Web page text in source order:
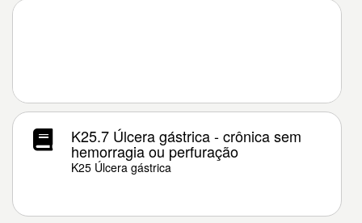
K25.7 Úlcera gástrica - crônica sem
hemorragia ou perfuração
K25 Úlcera gástrica